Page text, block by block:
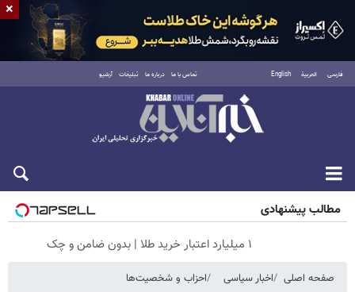
فارسی العربية English تماس با ما درباره ما تبلیغات آرشیو
شنبه ۱۷ مرداد ۱۴۰۵
مطالب پیشنهادی
۱ میلیارد اعتبار خرید طلا | بدون ضامن و چک
صفحه اصلی اخبار سیاسی احزاب و شخصیت‌ها
×